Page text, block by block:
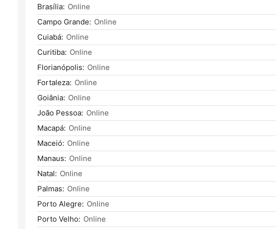
Brasília: Online
Campo Grande: Online
Cuiabá: Online
Curitiba: Online
Florianópolis: Online
Fortaleza: Online
Goiânia: Online
João Pessoa: Online
Macapá: Online
Maceió: Online
Manaus: Online
Natal: Online
Palmas: Online
Porto Alegre: Online
Porto Velho: Online